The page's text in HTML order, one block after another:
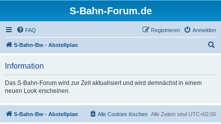
S-Bahn-Forum.de
FAQ Anmelden
Registrieren
S-Bahn-Bw - Abstellplan
Information
Das S-Bahn-Forum wird zur Zeit aktualisiert und wird demnächst in einem
neuen Look erscheinen.
S-Bahn-Bw - Abstellplan Alle Zeiten sind UTC+02:00
Alle Cookies löschen